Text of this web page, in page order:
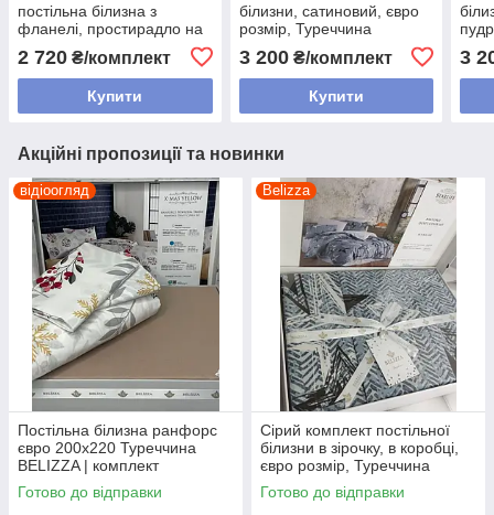
постільна білизна з
фланелі, простирадло на
Туреччина
2 720 ₴/комплект
Купити
білизни, сатиновий, євро
розмір, Туреччина
3 200₴/комплект
Купити
3
Акційні пропозиції та новинки
відіоогляд
Постільна білизна ранфорс
євро 200х220 Туреччина
BELIZZA | комплект
постільної білизни 100%
бавовна
Готово до відправки
Belizza
Сірий комплект постільної
білизни в зірочку, в коробці,
євро розмір, Туреччина
Готово до відправки